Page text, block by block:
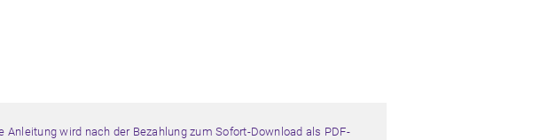
Anleitung wird nach der Bezahlung zum Sofort-Download als PDF-